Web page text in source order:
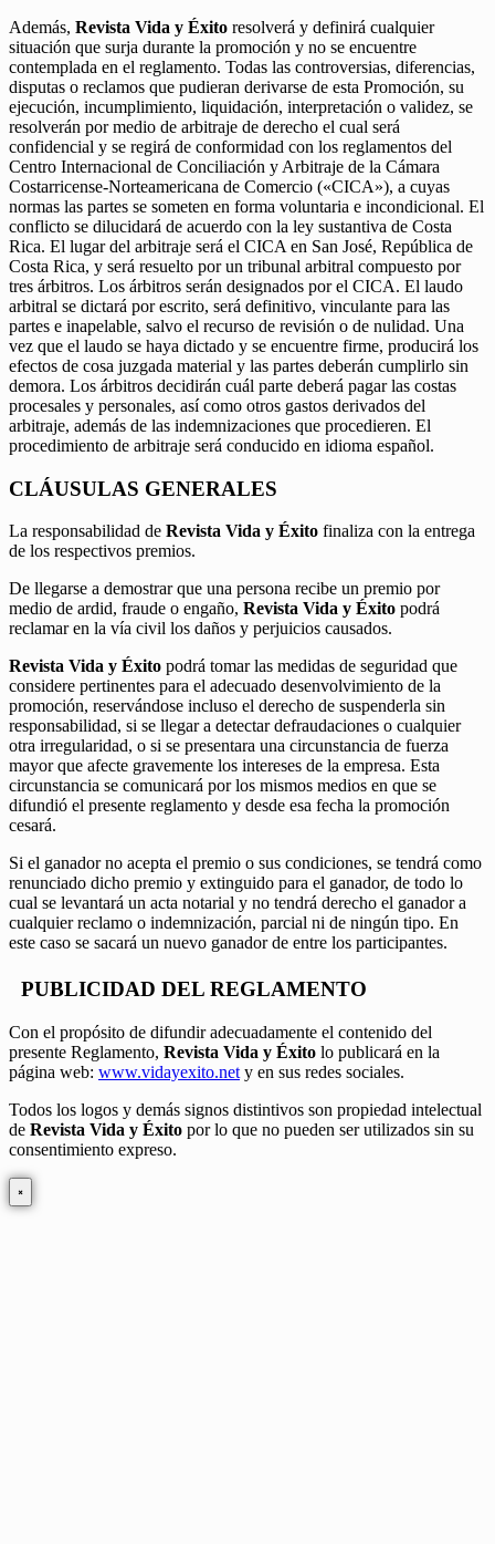
Además, Revista Vida y Éxito resolverá y definirá cualquier
situación que surja durante la promoción y no se encuentre
contemplada en el reglamento. Todas las controversias, diferencias,
disputas o reclamos que pudieran derivarse de esta Promoción, su
ejecución, incumplimiento, liquidación, interpretación o validez, se
resolverán por medio de arbitraje de derecho el cual será
confidencial y se regirá de conformidad con los reglamentos del
Centro Internacional de Conciliación y Arbitraje de la Cámara
Costarricense-Norteamericana de Comercio («CICA»), a cuyas
normas las partes se someten en forma voluntaria e incondicional. El
conflicto se dilucidará de acuerdo con la ley sustantiva de Costa
Rica. El lugar del arbitraje será el CICA en San José, República de
Costa Rica, y será resuelto por un tribunal arbitral compuesto por
tres árbitros. Los árbitros serán designados por el CICA. El laudo
arbitral se dictará por escrito, será definitivo, vinculante para las
partes e inapelable, salvo el recurso de revisión o de nulidad. Una
vez que el laudo se haya dictado y se encuentre firme, producirá los
efectos de cosa juzgada material y las partes deberán cumplirlo sin
demora. Los árbitros decidirán cuál parte deberá pagar las costas
procesales y personales, así como otros gastos derivados del
arbitraje, además de las indemnizaciones que procedieren. El
procedimiento de arbitraje será conducido en idioma español.
CLÁUSULAS GENERALES
La responsabilidad de Revista Vida y Éxito finaliza con la entrega
de los respectivos premios.
De llegarse a demostrar que una persona recibe un premio por
medio de ardid, fraude o engaño, Revista Vida y Éxito podrá
reclamar en la vía civil los daños y perjuicios causados.
Revista Vida y Éxito podrá tomar las medidas de seguridad que
considere pertinentes para el adecuado desenvolvimiento de la
promoción, reservándose incluso el derecho de suspenderla sin
responsabilidad, si se llegar a detectar defraudaciones o cualquier
otra irregularidad, o si se presentara una circunstancia de fuerza
mayor que afecte gravemente los intereses de la empresa. Esta
circunstancia se comunicará por los mismos medios en que se
difundió el presente reglamento y desde esa fecha la promoción
cesará.
Si el ganador no acepta el premio o sus condiciones, se tendrá como
renunciado dicho premio y extinguido para el ganador, de todo lo
cual se levantará un acta notarial y no tendrá derecho el ganador a
cualquier reclamo o indemnización, parcial ni de ningún tipo. En
este caso se sacará un nuevo ganador de entre los participantes.
PUBLICIDAD DEL REGLAMENTO
Con el propósito de difundir adecuadamente el contenido del
presente Reglamento, Revista Vida y Éxito lo publicará en la
página web: www.vidayexito.net y en sus redes sociales.
Todos los logos y demás signos distintivos son propiedad intelectual
de Revista Vida y Éxito por lo que no pueden ser utilizados sin su
consentimiento expreso.
×